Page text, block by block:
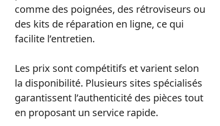
comme des poignées, des rétroviseurs ou
des kits de réparation en ligne, ce qui
facilite l’entretien.
Les prix sont compétitifs et varient selon
la disponibilité. Plusieurs sites spécialisés
garantissent l’authenticité des pièces tout
en proposant un service rapide.